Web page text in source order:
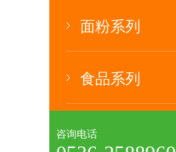
面粉系列
食品系列
咨询电话